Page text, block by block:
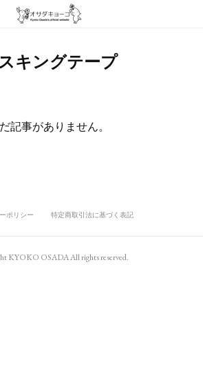
キングテープ
記事がありません。
ポリシー 特定商取引法に基づく表記
KYOKO OSADA All rights reserved.